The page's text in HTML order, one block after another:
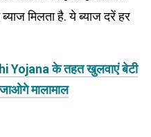
मिलता है. ये ब्याज दरें हर
Yojana के तहत खुलवाएं बेटी
जाओगे मालामाल